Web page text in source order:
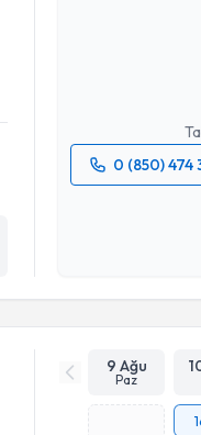
0 (850) 474
9 Ağu
Paz